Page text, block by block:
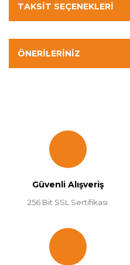
TAKSIT SEÇENEKLERI
ÖNERILERINIZ
Güvenli Alışveriş
256 Bit SSL Sertifikası